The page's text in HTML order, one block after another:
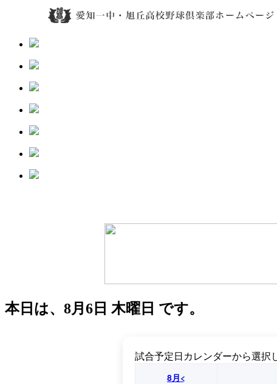
本日は、 8月6日 木曜日 です。
試合予定日カレンダーから選択
8月<